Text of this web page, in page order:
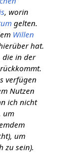
, worin
gelten.
Willen
hat.
die in der
verfügen
Nutzen
ich nicht
um
um
zu sein).